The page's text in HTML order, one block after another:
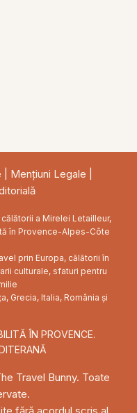
Mențiuni Legale
a Mirelei Letailleur,
în Provence-Alpes-Côte
prin Europa, călătorii în
culturale, sfaturi pentru
Grecia, Italia, România și
ÎN PROVENCE.
Travel Bunny. Toate